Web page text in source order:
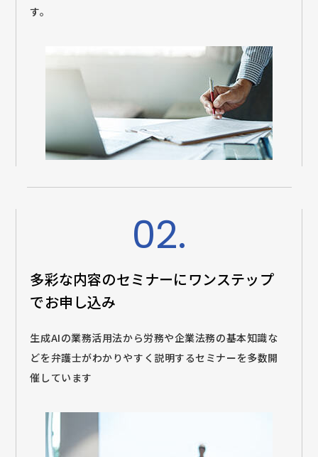
す。
02.
多彩な内容のセミナーにワンステップ
でお申し込み
生成AIの業務活用法から労務や企業法務の基本知識な
どを弁護士がわかりやすく説明するセミナーを多数開
催しています